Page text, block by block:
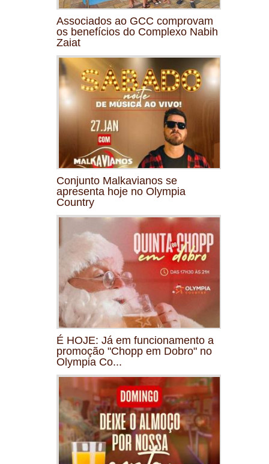
Associados ao GCC comprovam
os benefícios do Complexo Nabih
Zaiat
Conjunto Malkavianos se
apresenta hoje no Olympia
Country
É HOJE: Já em funcionamento a
promoção "Chopp em Dobro" no
Olympia Co...